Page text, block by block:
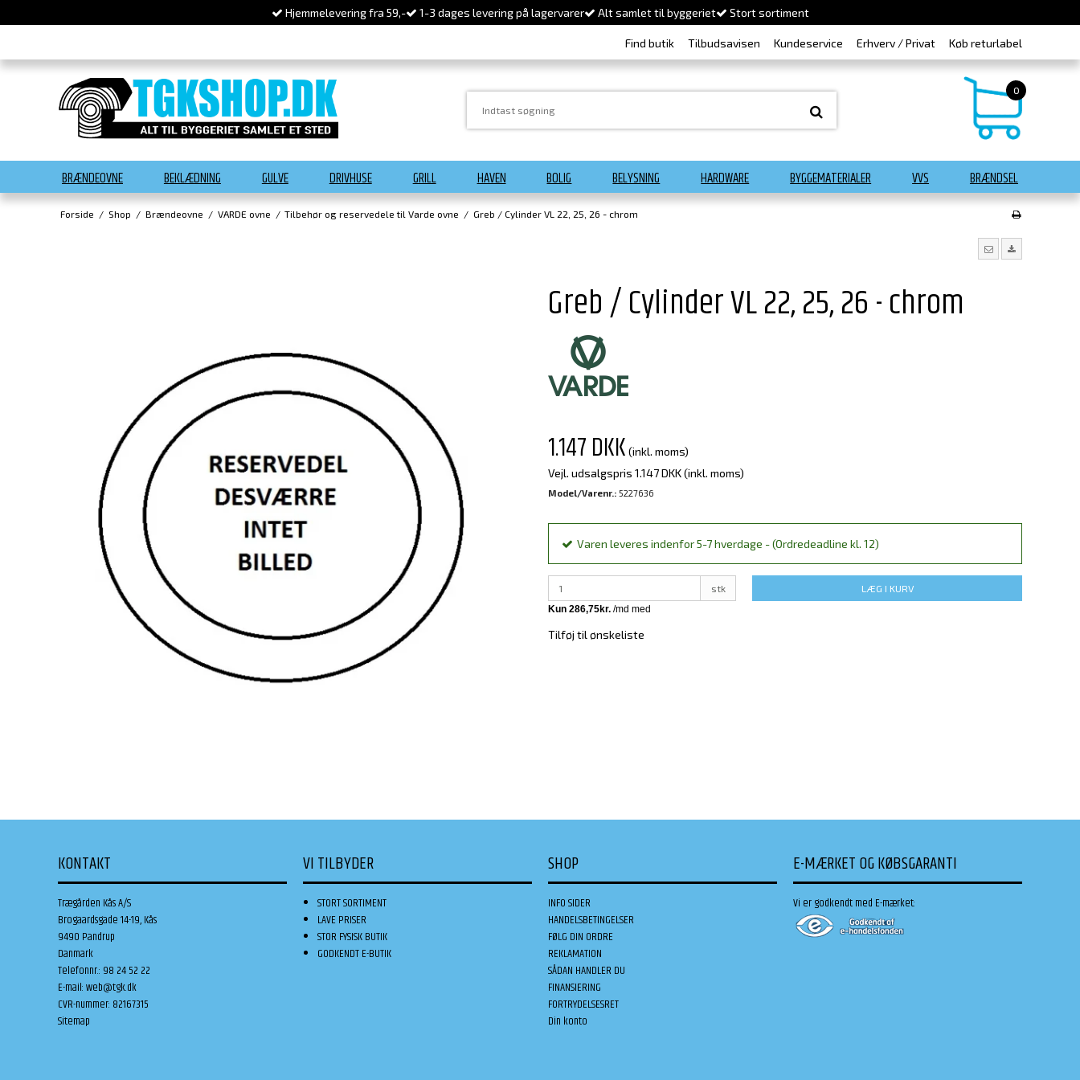
Hjemmelevering fra 59,- 1-3 dages levering på lagervarer Alt samlet til byggeriet Stort sortiment
Find butik Tilbudsavisen Kundeservice Erhverv / Privat Køb returlabel
0
BRÆNDEOVNE BEKLÆDNING GULVE DRIVHUSE GRILL HAVEN BOLIG BELYSNING HARDWARE BYGGEMATERIALER VVS BRÆNDSEL
Forside / Shop / Brændeovne / VARDE ovne / Tilbehør og reservedele til Varde ovne / Greb / Cylinder VL 22, 25, 26 - chrom
Greb / Cylinder VL 22, 25, 26 - chrom
1.147 DKK (inkl. moms)
Vejl. udsalgspris 1.147 DKK(inkl. moms)
Model/Varenr.: 5227636
Varen leveres indenfor 5-7 hverdage - (Ordredeadline kl. 12)
stk LÆG I KURV
Tilføj til ønskeliste
KONTAKT
Trægården Kås A/S
Brogaardsgade 14-19, Kås
9490 Pandrup
Danmark
Telefonnr.: 98 24 52 22
E-mail:web@tgk.dk
CVR-nummer: 82167315
Sitemap
VI TILBYDER
STORT SORTIMENT
LAVE PRISER
STOR FYSISK BUTIK
GODKENDT E-BUTIK
SHOP
INFO SIDER
HANDELSBETINGELSER
FØLG DIN ORDRE
REKLAMATION
SÅDAN HANDLER DU
FINANSIERING
FORTRYDELSESRET
Din konto
E-MÆRKET OG KØBSGARANTI
Vi er godkendt med E-mærket: